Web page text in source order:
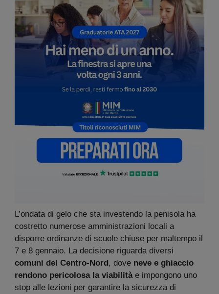
L’ondata di gelo che sta investendo la penisola ha
costretto numerose amministrazioni locali a
disporre ordinanze di scuole chiuse per maltempo il
7 e 8 gennaio. La decisione riguarda diversi
comuni del Centro-Nord, dove neve e ghiaccio
rendono pericolosa la viabilitàe impongono uno
stop alle lezioni per garantire la sicurezza di